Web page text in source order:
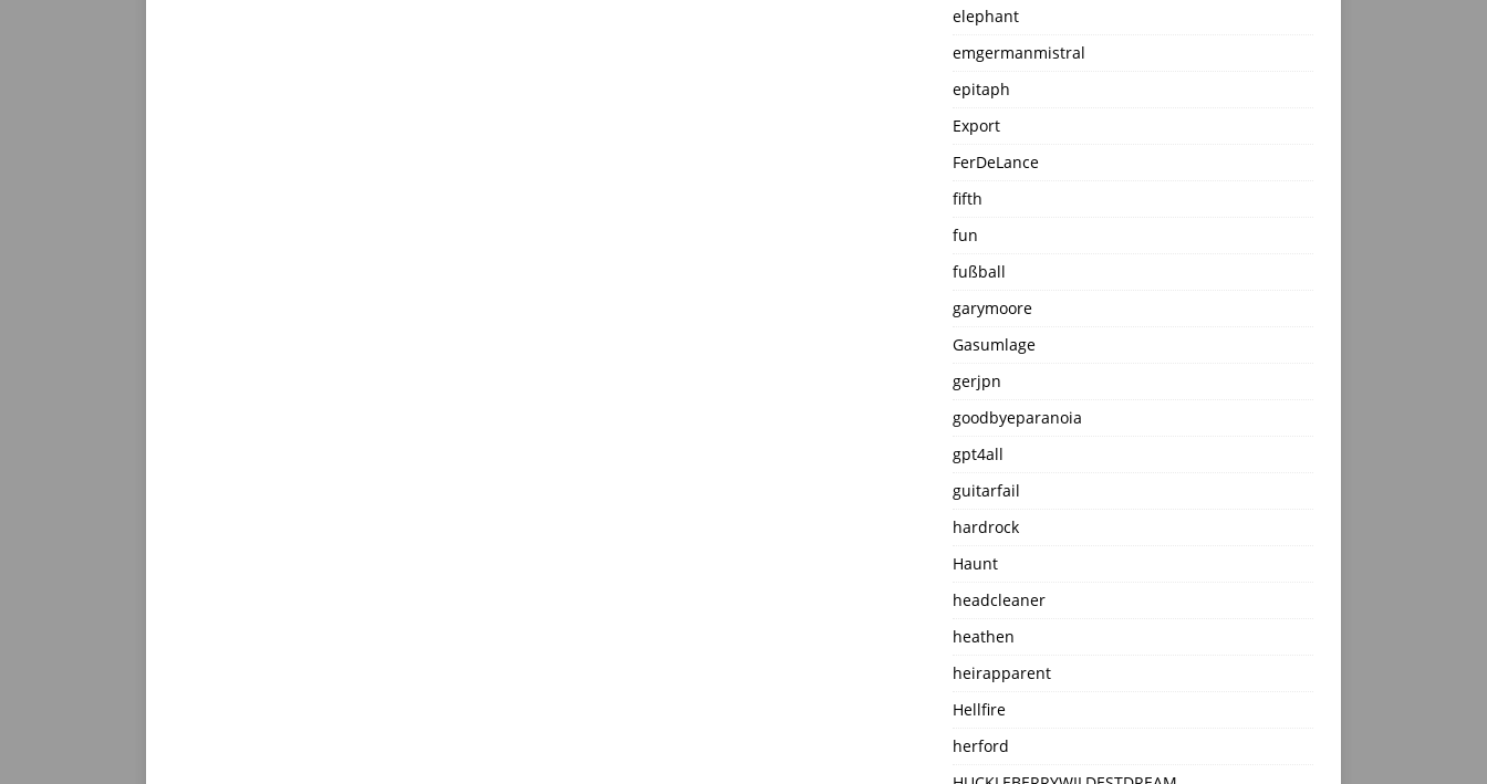
elephant
emgermanmistral
epitaph
Export
FerDeLance
fifth
fun
fußball
garymoore
Gasumlage
gerjpn
goodbyeparanoia
gpt4all
guitarfail
hardrock
Haunt
headcleaner
heathen
heirapparent
Hellfire
herford